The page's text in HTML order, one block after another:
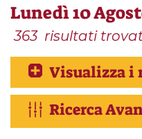
Lunedì 10
363 risultati
Visualizza i
Ricerca